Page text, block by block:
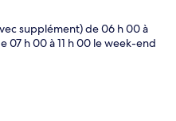
supplément) de 06 h 00 à
07 h 00 à 11 h 00 le week-end